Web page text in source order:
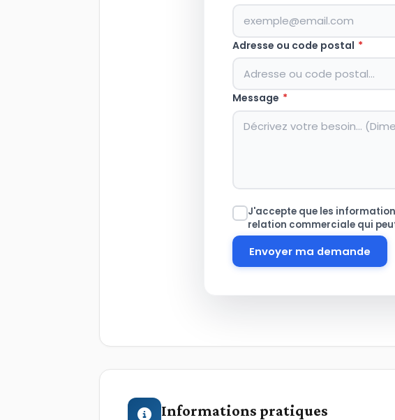
Adresse ou code postal *
Message *
J'accepte que les
relation commerciale qui
Envoyer ma demande
Informations pratiques